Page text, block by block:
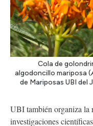
Cola de
algodoncillo mariposa (
de Mariposas UBI del
UBI también organiza la
investigaciones